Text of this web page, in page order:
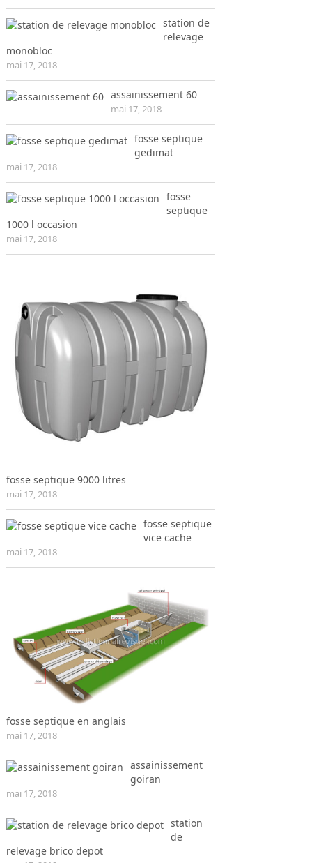
station de
relevage
monobloc
mai 17, 2018
assainissement 60
mai 17, 2018
fosse septique
gedimat
mai 17, 2018
fosse
septique
1000 l occasion
mai 17, 2018
fosse septique 9000 litres
mai 17, 2018
fosse septique
vice cache
mai 17, 2018
fosse septique en anglais
mai 17, 2018
assainissement
goiran
mai 17, 2018
station
de
relevage brico depot